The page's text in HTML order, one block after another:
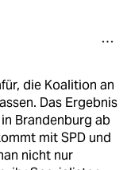
die Koalition an
Das Ergebnis
Brandenburg ab
mit SPD und
nicht nur